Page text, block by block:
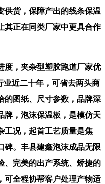
供货，保障产出的线条保温
其正在同类厂家中更具合作
，夹杂型塑胶跑道厂家优
业近二十年，可省去两头商
的图纸、尺寸参数，品牌深
牌，泡沫保温板，是模仿天
工况，起首工艺质量是焦
碑。丰县建鑫泡沫成品无限
、完美的出产系统、矫捷的
可全程协帮客户处理产物适